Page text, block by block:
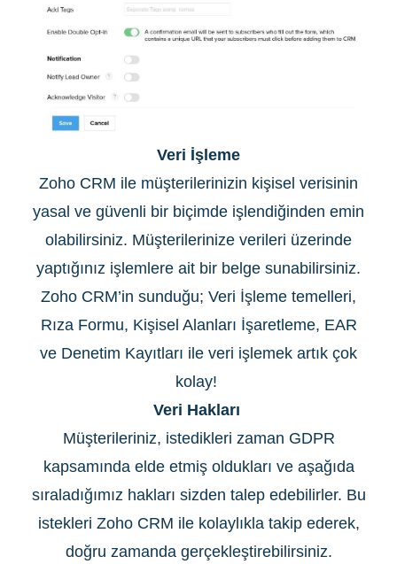
Veri İşleme
Zoho CRM ile müşterilerinizin kişisel verisinin
yasal ve güvenli bir biçimde işlendiğinden emin
olabilirsiniz. Müşterilerinize verileri üzerinde
yaptığınız işlemlere ait bir belge sunabilirsiniz.
Zoho CRM’in sunduğu; Veri İşleme temelleri,
Rıza Formu, Kişisel Alanları İşaretleme, EAR
ve Denetim Kayıtları ile veri işlemek artık çok
kolay!
Veri Hakları
Müşterileriniz, istedikleri zaman GDPR
kapsamında elde etmiş oldukları ve aşağıda
sıraladığımız hakları sizden talep edebilirler. Bu
istekleri Zoho CRM ile kolaylıkla takip ederek,
doğru zamanda gerçekleştirebilirsiniz.